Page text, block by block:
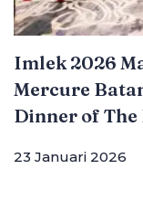
Imlek 2026
Mercure
Dinner of The
23 Januari 2026